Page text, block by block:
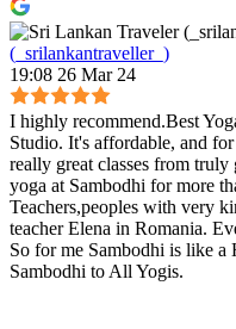
(_srilankantraveller_)
19:08 26 Mar 24
I highly recommend.Best
Studio. It's affordable, and
really great classes from truly
yoga at Sambodhi for more
Teachers,peoples with very
teacher Elena in Romania.
So for me Sambodhi is like
Sambodhi to All Yogis.